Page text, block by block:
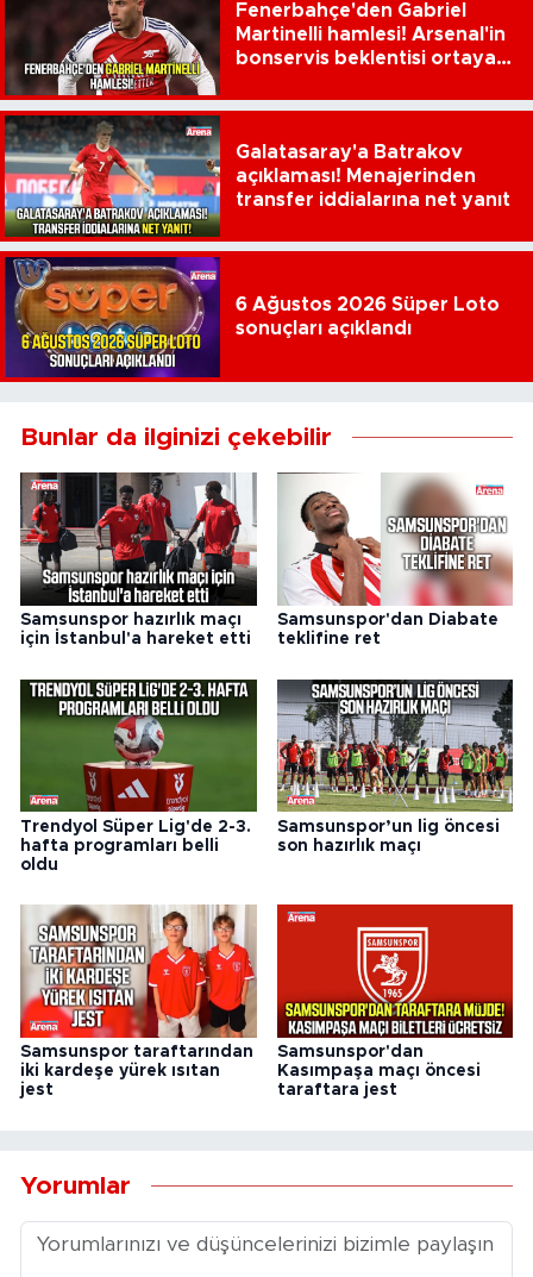
Fenerbahçe'den Gabriel
Martinelli hamlesi! Arsenal'in
bonservis beklentisi ortaya
Galatasaray'a Batrakov
açıklaması! Menajerinden
transfer iddialarına net yanıt
6 Ağustos 2026 Süper Loto
sonuçları açıklandı
Bunlar da ilginizi çekebilir
Samsunspor hazırlık maçı
için İstanbul'a hareket etti
Samsunspor'dan Diabate
teklifine ret
Trendyol Süper Lig'de 2-3.
hafta programları belli
oldu
Samsunspor’un lig öncesi
son hazırlık maçı
Samsunspor taraftarından
iki kardeşe yürek ısıtan
jest
Samsunspor'dan
Kasımpaşa maçı öncesi
taraftara jest
Yorumlar